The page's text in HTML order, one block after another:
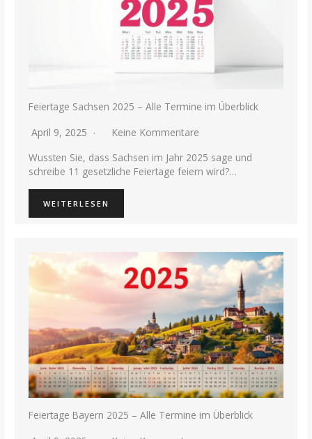
Feiertage Sachsen 2025 – Alle Termine im Überblick
April 9, 2025
Keine Kommentare
Wussten Sie, dass Sachsen im Jahr 2025 sage und
schreibe 11 gesetzliche Feiertage feiern wird?…
WEITERLESEN
Feiertage Bayern 2025 – Alle Termine im Überblick